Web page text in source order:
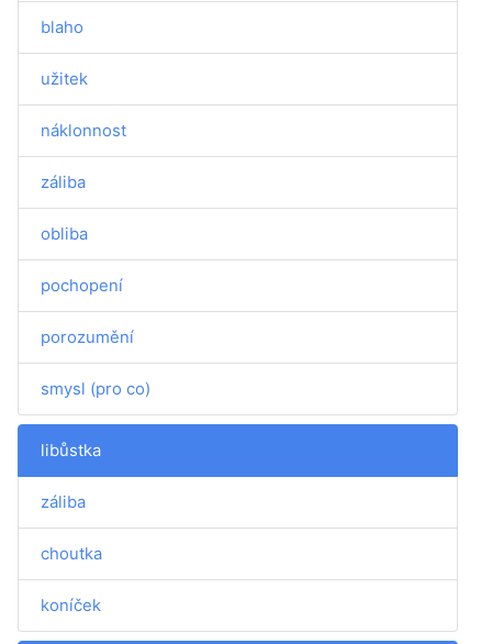
blaho
užitek
náklonnost
záliba
obliba
pochopení
porozumění
smysl (pro co)
libůstka
záliba
choutka
koníček